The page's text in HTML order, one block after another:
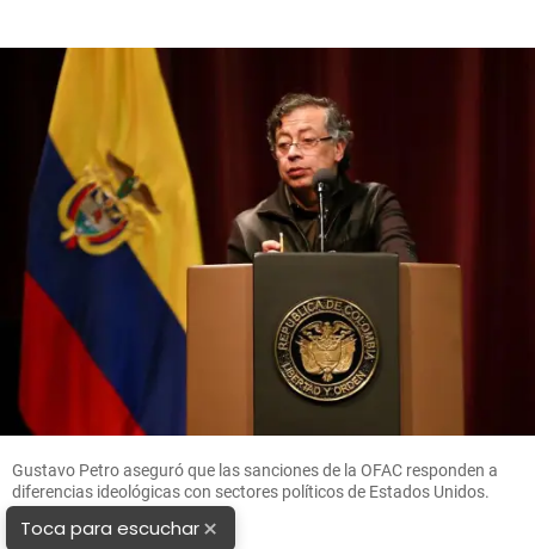
Gustavo Petro aseguró que las sanciones de la OFAC responden a
diferencias ideológicas con sectores políticos de Estados Unidos.
FOTO: Colprensa.
Toca para escuchar×